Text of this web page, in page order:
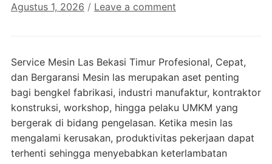
Agustus 1, 2026 / Leave a comment
Service Mesin Las Bekasi Timur Profesional, Cepat,
dan Bergaransi Mesin las merupakan aset penting
bagi bengkel fabrikasi, industri manufaktur, kontraktor
konstruksi, workshop, hingga pelaku UMKM yang
bergerak di bidang pengelasan. Ketika mesin las
mengalami kerusakan, produktivitas pekerjaan dapat
terhenti sehingga menyebabkan keterlambatan